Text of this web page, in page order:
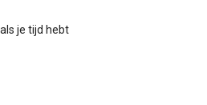
je tijd hebt